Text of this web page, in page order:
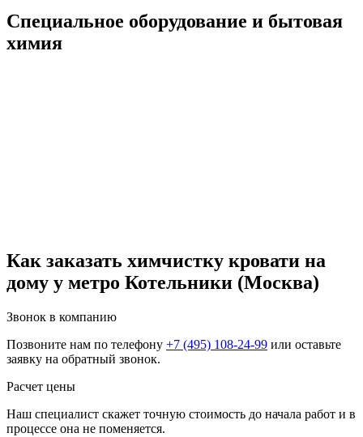
Специальное оборудование и бытовая
химия
Как заказать химчистку кровати на
дому у метро Котельники (Москва)
Звонок в компанию
Позвоните нам по телефону +7 (495) 108-24-99 или оставьте
заявку на обратный звонок.
Расчет цены
Наш специалист скажет точную стоимость до начала работ и в
процессе она не поменяется.